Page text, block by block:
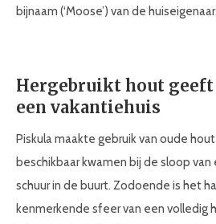
bijnaam (‘Moose’) van de huiseigenaar.
Hergebruikt hout geeft
een vakantiehuis
Piskula maakte gebruik van oude
beschikbaar kwamen bij de sloop van
schuur in de buurt. Zodoende is het
kenmerkende sfeer van een volledig